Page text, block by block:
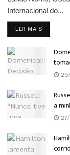
Internacional do...
LER MAIS
29/
a
27/